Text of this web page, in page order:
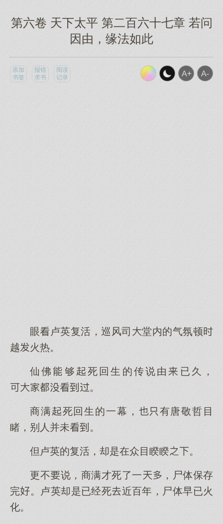
第六卷 天下太平 第二百六十七章 若问
因由，缘法如此
添加
书签
报错
求书
阅读
记录
眼卢英复活，巡风司堂内的气氛顿
越火热。
仙佛够死回生的传说由已久，
。
商满死回生的一幕，有唐敬哲目
睹，别人并未。
但卢英的复活，却是在众目睽睽。
更不说，商满才死了一，尸体保存
完。卢英却是已经死近百年，尸体早已火
化。